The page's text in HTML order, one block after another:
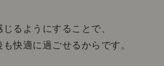
るようにすることで、
快適に過ごせるからです。